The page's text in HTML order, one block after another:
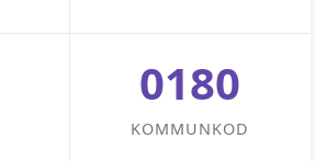
0180
KOMMUNKOD